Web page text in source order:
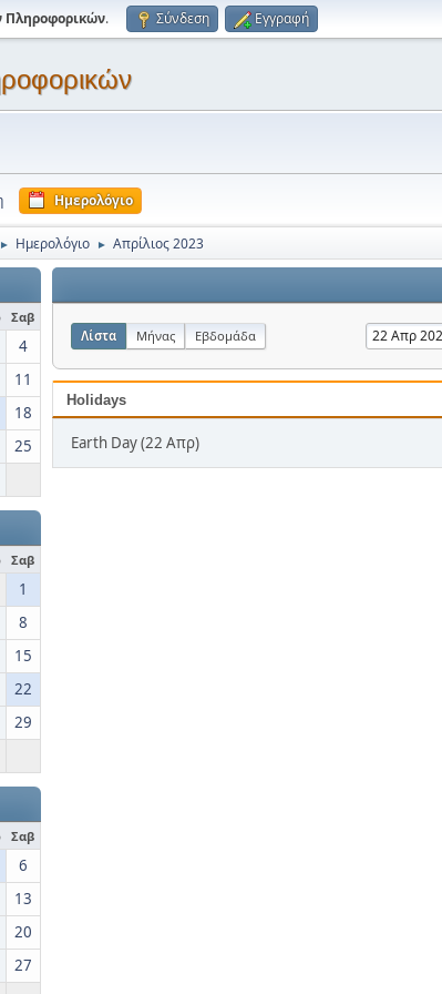
Πληροφορικών. Σύνδεση Εγγραφή
Ημερολόγιο
► Ημερολόγιο ► Απρίλιος 2023
Σαβ
4
11
18
25
Σαβ
1
8
15
22
29
Σαβ
6
13
20
27
Λίστα Μήνας Εβδομάδα
Holidays
Earth Day (22 Απρ)